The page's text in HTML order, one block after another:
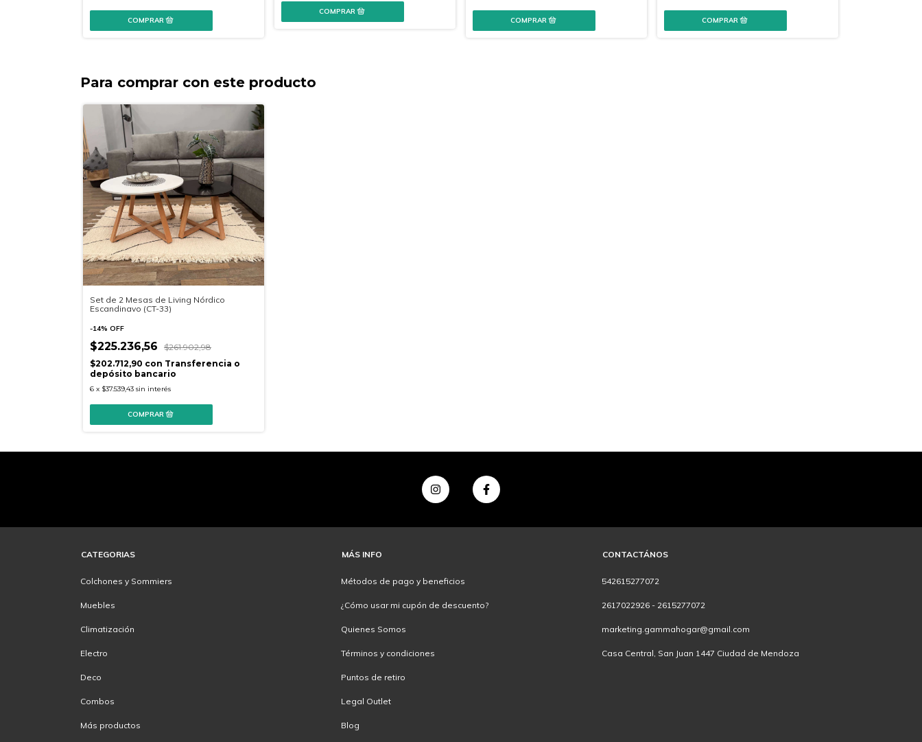
Para comprar con este producto
Set de 2 Mesas de Living Nórdico
Escandinavo (CT-33)
-14% OFF
$225.236,56
$261.902,98
$202.712,90 con Transferencia o
depósito bancario
6 x $37.539,43 sin interés
CATEGORIAS
Colchones y Sommiers
Muebles
Climatización
Electro
Deco
Combos
Más productos
MÁS INFO
Métodos de pago y beneficios
¿Cómo usar mi cupón de descuento?
Quienes Somos
Términos y condiciones
Puntos de retiro
Legal Outlet
Blog
CONTACTÁNOS
542615277072
2617022926 - 2615277072
marketing.gammahogar@gmail.com
Casa Central, San Juan 1447 Ciudad de Mendoza